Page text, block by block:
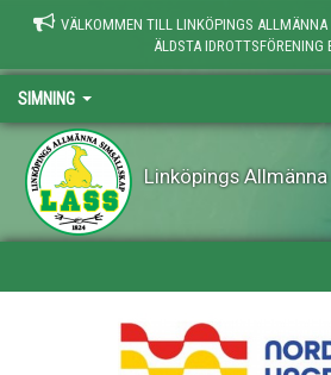
VÄLKOMMEN TILL LINKÖPINGS
ÄLDSTA IDROTTSFÖRENING
SIMNING
Linköpings
INFORMATION - TÄVLING, LÄGER OCH